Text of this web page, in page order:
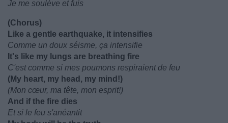
Je me soulève et fuis
(Chorus)
Like a gentle earthquake, it intensifies
Comme un doux séisme, ça intensifie
It's like my lungs are breathing fire
C'est comme si mes poumons respiraient de feu
(My heart, my head, my mind!)
(Mon cœur, ma tête, mon esprit!)
And if the fire dies
Et si le feu s'anéantit